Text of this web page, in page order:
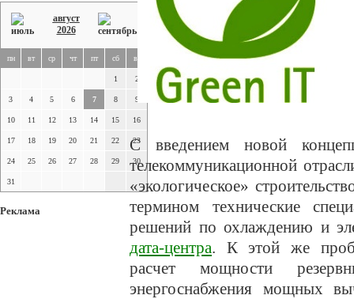
август
2026
пн вт ср чт пт сб вс
1 2
3 4 5 6 7 8 9
10 11 12 13 14 15 16
17 18 19 20 21 22 23
24 25 26 27 28 29 30
31
Реклама
С введением новой
телекоммуникационной
«экологическое»
термином технические
решений по охлаждению и
дата-центра. К этой же
расчет мощности
энергоснабжения мощных